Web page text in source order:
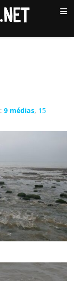
≡
:9 médias, 15